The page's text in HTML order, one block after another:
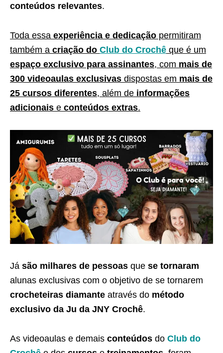
conteúdos relevantes.
Toda essa experiência e dedicação permitiram
também a criação do Club do Crochê que é um
espaço exclusivo para assinantes, com mais de
300 videoaulas exclusivas dispostas em mais de
25 cursos diferentes, além de informações
adicionais e conteúdos extras.
Já são milhares de pessoas que se tornaram
alunas exclusivas com o objetivo de se tornarem
crocheteiras diamante através do método
exclusivo da Ju da JNY Crochê.
As videoaulas e demais conteúdos do Club do